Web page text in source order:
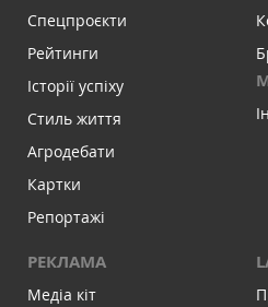
Спецпроєкти
Рейтинги
Історії успіху
Стиль життя
Агродебати
Картки
Репортажі
РЕКЛАМА
Медіа кіт